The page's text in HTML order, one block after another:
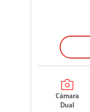
Cámara
Dual